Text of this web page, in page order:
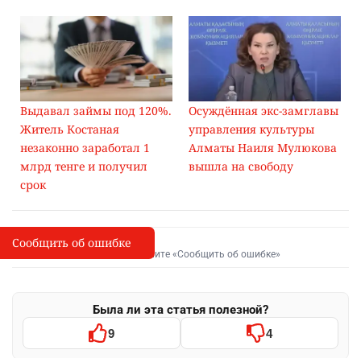
Выдавал займы под 120%.
Житель Костаная
незаконно заработал 1
млрд тенге и получил
срок
Осуждённая экс-замглавы
управления культуры
Алматы Наиля Мулюкова
вышла на свободу
I
Сообщить об опечатке
Выделите фрагмент и нажмите «Сообщить об ошибке»
Была ли эта статья полезной?
9 4
Сообщить об ошибке